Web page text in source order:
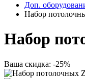
Доп.
Набор
Набор
Ваша скидка: -25%